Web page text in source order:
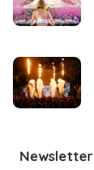
Newsletter